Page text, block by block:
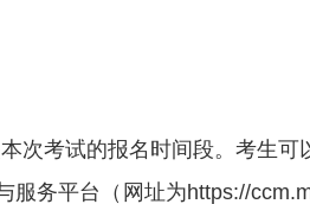
次考试的报名时间段。考生
务平台（网址为https://